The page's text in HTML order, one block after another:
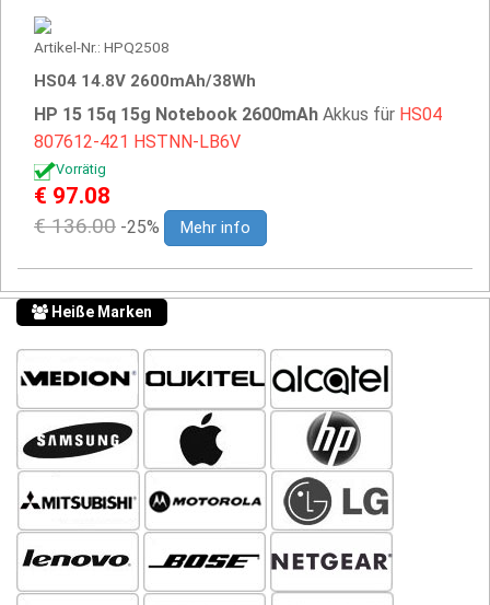
Artikel-Nr.: HPQ2508
HS04 14.8V 2600mAh/38Wh
HP 15 15q 15g Notebook 2600mAh Akkus für HS04
807612-421 HSTNN-LB6V
Vorrätig
€ 97.08
€ 136.00 -25% Mehr info
Heiße Marken